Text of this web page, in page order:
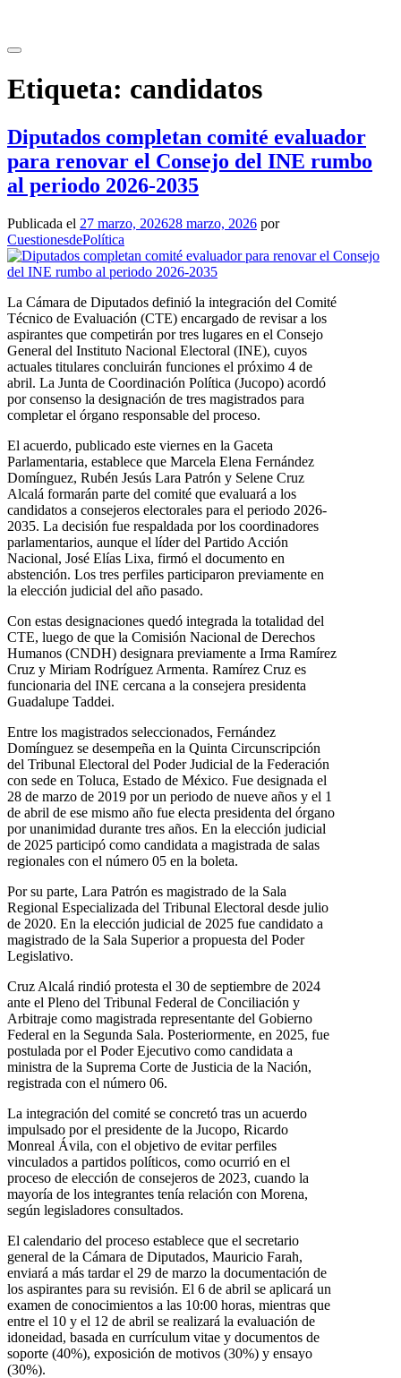
contenido
Etiqueta: candidatos
Diputados completan comité evaluador
para renovar el Consejo del INE rumbo
al periodo 2026-2035
Publicada el 27 marzo, 202628 marzo, 2026 por
CuestionesdePolítica
La Cámara de Diputados definió la integración del Comité
Técnico de Evaluación (CTE) encargado de revisar a los
aspirantes que competirán por tres lugares en el Consejo
General del Instituto Nacional Electoral (INE), cuyos
actuales titulares concluirán funciones el próximo 4 de
abril. La Junta de Coordinación Política (Jucopo) acordó
por consenso la designación de tres magistrados para
completar el órgano responsable del proceso.
El acuerdo, publicado este viernes en la Gaceta
Parlamentaria, establece que Marcela Elena Fernández
Domínguez, Rubén Jesús Lara Patrón y Selene Cruz
Alcalá formarán parte del comité que evaluará a los
candidatos a consejeros electorales para el periodo 2026-
2035. La decisión fue respaldada por los coordinadores
parlamentarios, aunque el líder del Partido Acción
Nacional, José Elías Lixa, firmó el documento en
abstención. Los tres perfiles participaron previamente en
la elección judicial del año pasado.
Con estas designaciones quedó integrada la totalidad del
CTE, luego de que la Comisión Nacional de Derechos
Humanos (CNDH) designara previamente a Irma Ramírez
Cruz y Miriam Rodríguez Armenta. Ramírez Cruz es
funcionaria del INE cercana a la consejera presidenta
Guadalupe Taddei.
Entre los magistrados seleccionados, Fernández
Domínguez se desempeña en la Quinta Circunscripción
del Tribunal Electoral del Poder Judicial de la Federación
con sede en Toluca, Estado de México. Fue designada el
28 de marzo de 2019 por un periodo de nueve años y el 1
de abril de ese mismo año fue electa presidenta del órgano
por unanimidad durante tres años. En la elección judicial
de 2025 participó como candidata a magistrada de salas
regionales con el número 05 en la boleta.
Por su parte, Lara Patrón es magistrado de la Sala
Regional Especializada del Tribunal Electoral desde julio
de 2020. En la elección judicial de 2025 fue candidato a
magistrado de la Sala Superior a propuesta del Poder
Legislativo.
Cruz Alcalá rindió protesta el 30 de septiembre de 2024
ante el Pleno del Tribunal Federal de Conciliación y
Arbitraje como magistrada representante del Gobierno
Federal en la Segunda Sala. Posteriormente, en 2025, fue
postulada por el Poder Ejecutivo como candidata a
ministra de la Suprema Corte de Justicia de la Nación,
registrada con el número 06.
La integración del comité se concretó tras un acuerdo
impulsado por el presidente de la Jucopo, Ricardo
Monreal Ávila, con el objetivo de evitar perfiles
vinculados a partidos políticos, como ocurrió en el
proceso de elección de consejeros de 2023, cuando la
mayoría de los integrantes tenía relación con Morena,
según legisladores consultados.
El calendario del proceso establece que el secretario
general de la Cámara de Diputados, Mauricio Farah,
enviará a más tardar el 29 de marzo la documentación de
los aspirantes para su revisión. El 6 de abril se aplicará un
examen de conocimientos a las 10:00 horas, mientras que
entre el 10 y el 12 de abril se realizará la evaluación de
idoneidad, basada en currículum vitae y documentos de
soporte (40%), exposición de motivos (30%) y ensayo
(30%).